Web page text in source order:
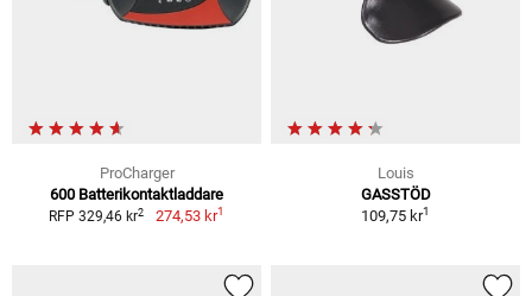
ProCharger
600 Batterikontaktladdare
RFP 329,46 kr2 274,53 kr1
Louis
GASSTÖD
109,75 kr1